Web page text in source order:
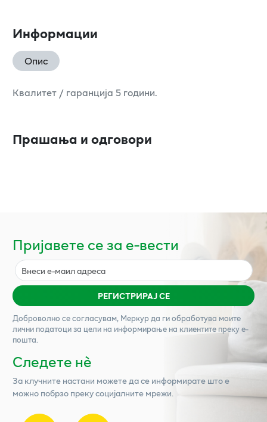
Информации
Опис
Квалитет / гаранција 5 години.
Прашања и одговори
Пријавете се за е-вести
РЕГИСТРИРАЈ СЕ
Доброволно се согласувам, Меркурда ги обработува моите
лични податоци за цели на информирање на клиентите преку е-
пошта.
Следете нѐ
За клучните настани можете да се информирате што е
можно побрзо преку социјалните мрежи.